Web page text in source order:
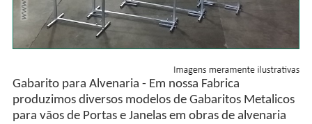
Gabarito para Alvenaria - Em nossa Fabrica
produzimos diversos modelos de Gabaritos Metalicos
para vãos de Portas e Janelas em obras de alvenaria